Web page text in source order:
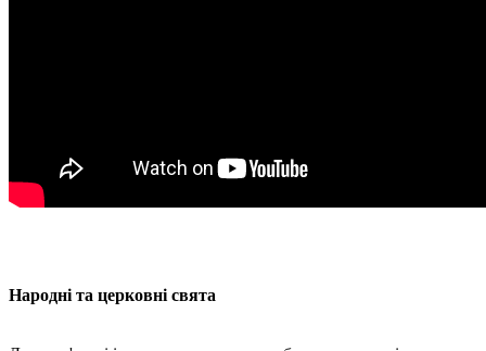
Народні та церковні свята